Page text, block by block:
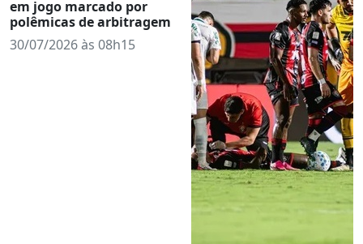
em jogo marcado por
polêmicas de arbitragem
30/07/2026 às 08h15